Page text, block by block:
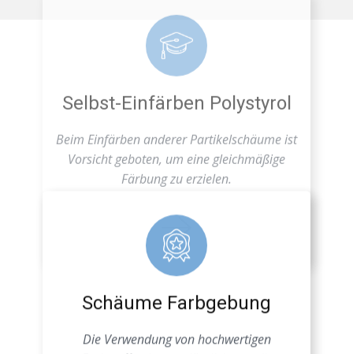
Selbst-Einfärben Polystyrol
Beim Einfärben anderer Partikelschäume ist
Vorsicht geboten, um eine gleichmäßige
Schäume Farbgebung
Die Verwendung von hochwertigen